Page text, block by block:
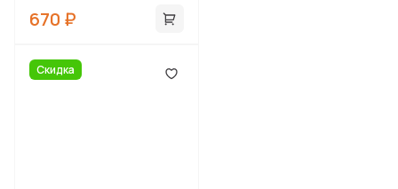
670 ₽
Скидка